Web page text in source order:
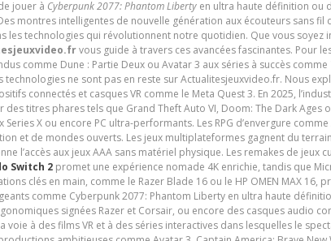
jouer à Cyberpunk 2077: Phantom Libertyen ultra haute définition ou
montres intelligentes de nouvelle génération aux écouteurs sans fil
les technologies qui révolutionnent notre quotidien. Que vous soyez
vous guide à travers ces avancées fascinantes. Pour
comme Dune : Partie Deux ou Avatar 3 aux séries à succès comme
technologies ne sont pas en reste sur Actualitesjeuxvideo.fr. Nous
connectés et casques VR comme le Meta Quest 3. En 2025,
des titres phares tels que Grand Theft Auto VI, Doom: The Dark Ages
Series X ou encore PC ultra-performants. Les RPG d’envergure
et de mondes ouverts. Les jeux multiplateformes gagnent du
l’accès aux jeux AAA sans matériel physique. Les remakes de
Switch 2promet une expérience nomade 4K enrichie, tandis que
clés en main, comme le Razer Blade 16 ou le HP OMEN MAX
comme Cyberpunk 2077: Phantom Liberty en ultra haute
signées Razer et Corsair, ou encore des casques audio
voie à des films VR et à des séries interactives dans lesquelles le